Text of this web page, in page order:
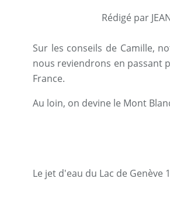
Rédigé par
Sur les conseils de Camille,
nous reviendrons en passant
France.
Au loin, on devine le Mont
Le jet d'eau du Lac de Genève